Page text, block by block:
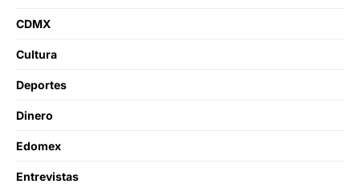
CDMX
Cultura
Deportes
Dinero
Edomex
Entrevistas